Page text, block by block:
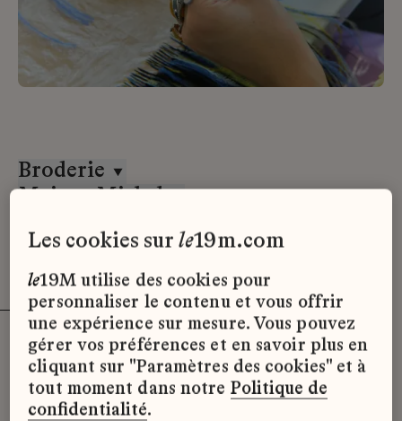
Broderie
Maison Michel
Désolé, il semble qu’il n’y ait pas
d’offres d’emploi disponibles pour le
moment.
les cookies surle19m.com
le19M utilise des cookies pour
personnaliser le contenu et vous offrir
une expérience sur mesure. Vous pouvez
gérer vos préférences et en savoir plus en
cliquant sur "Paramètres des cookies" et à
tout moment dans notre Politique de
confidentialité.